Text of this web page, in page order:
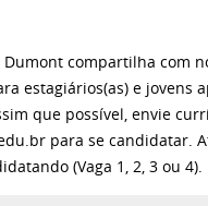
Dumont compartilha com
estagiários(as) e jovens
que possível, envie
para se candidatar.
(Vaga 1, 2, 3 ou 4).